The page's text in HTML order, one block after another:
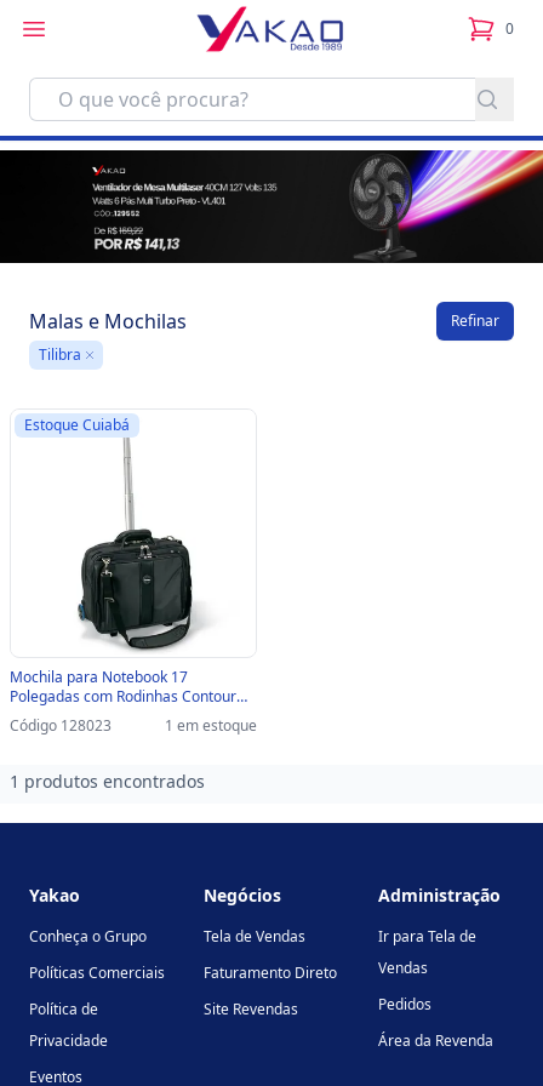
0
itens
Malas e Mochilas
Refinar
Tilibra Remove
Estoque Cuiabá
Mochila para Notebook 17
Polegadas com Rodinhas Contour
Preto Kensington - 246719 - 246719
Código 128023 1 em estoque
1 produtos encontrados
Yakao
Conheça o Grupo
Políticas Comerciais
Política de
Privacidade
Eventos
Negócios
Tela de Vendas
Faturamento Direto
Site Revendas
Administração
Ir para Tela de
Vendas
Pedidos
Área da Revenda